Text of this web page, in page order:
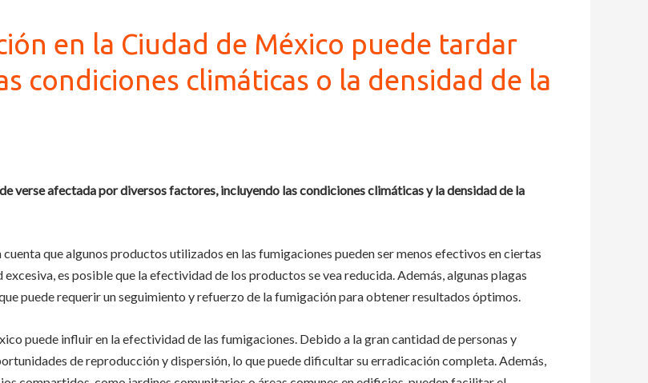
en la Ciudad de México puede tardar
condiciones climáticas o la densidad de la
verse afectada por diversos factores, incluyendo las condiciones climáticas y la densidad de la
que algunos productos utilizados en las fumigaciones pueden ser menos efectivos en ciertas
es posible que la efectividad de los productos se vea reducida. Además, algunas plagas
puede requerir un seguimiento y refuerzo de la fumigación para obtener resultados óptimos.
puede influir en la efectividad de las fumigaciones. Debido a la gran cantidad de personas y
de reproducción y dispersión, lo que puede dificultar su erradicación completa. Además,